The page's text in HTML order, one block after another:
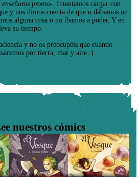
pronto-. Intentamos cargar con
y nos dimos cuenta de que o dábamos un
alguna cosa o no íbamos a poder. Y en
su tiempo.
y no os preocupéis que cuando
por tierra, mar y aire :)
nuestros cómics